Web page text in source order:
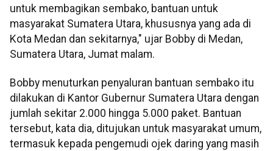
untuk membagikan sembako, bantuan untuk
masyarakat Sumatera Utara, khususnya yang ada di
Kota Medan dan sekitarnya," ujar Bobby di Medan,
Sumatera Utara, Jumat malam.
Bobby menuturkan penyaluran bantuan sembako itu
dilakukan di Kantor Gubernur Sumatera Utara dengan
jumlah sekitar 2.000 hingga 5.000 paket. Bantuan
tersebut, kata dia, ditujukan untuk masyarakat umum,
termasuk kepada pengemudi ojek daring yang masih